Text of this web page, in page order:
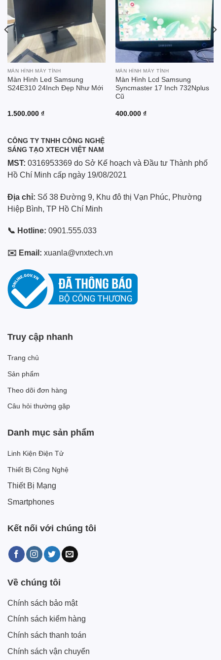
MÀN HÌNH MÁY TÍNH
Màn Hình Led Samsung
S24E310 24Inch Đẹp Như Mới
1.500.000 ₫
MÀN HÌNH MÁY TÍNH
Màn Hình Lcd Samsung
Syncmaster 17 Inch 732Nplus
Cũ
400.000 ₫
CÔNG TY TNHH CÔNG NGHỆ
SÁNG TẠO XTECH VIỆT NAM
MST: 0316953369 do Sở Kế hoạch và Đầu tư Thành phố
Hồ Chí Minh cấp ngày 19/08/2021
Địa chỉ: Số 38 Đường 9, Khu đô thị Vạn Phúc, Phường
Hiệp Bình, TP Hồ Chí Minh
📞 Hotline: 0901.555.033
✉️ Email: xuanla@vnxtech.vn
Truy cập nhanh
Trang chủ
Sản phẩm
Theo dõi đơn hàng
Câu hỏi thường gặp
Danh mục sản phẩm
Linh Kiện Điện Tử
Thiết Bị Công Nghệ
Thiết Bị Mạng
Smartphones
Kết nối với chúng tôi
Về chúng tôi
Chính sách bảo mật
Chính sách kiểm hàng
Chính sách thanh toán
Chính sách vận chuyển